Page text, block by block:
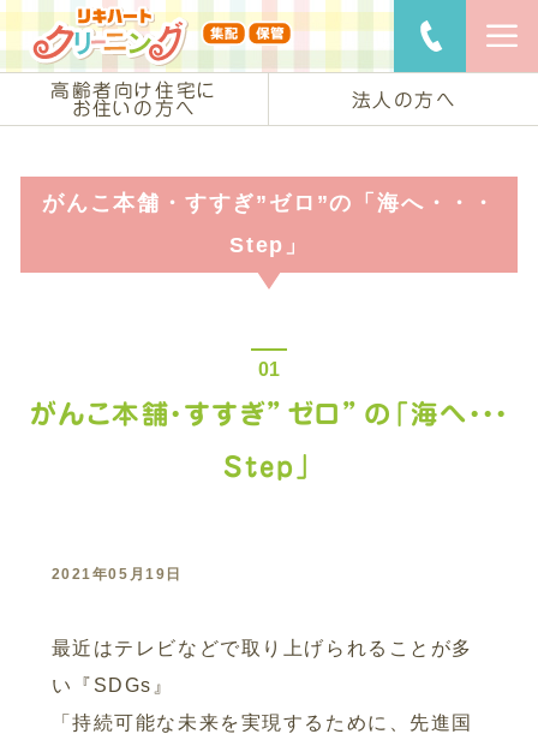
リキハート
高齢者向け住宅に
お住いの方へ
法人の方へ
ご用
がんこ本舗・すすぎ”ゼロ”の「海へ・・・
Step」
がんこ本舗・すすぎ”ゼロ”の「海へ・・・
Step」
2021年05月19日
最近はテレビなどで取り上げられることが多
い『SDGs』
「持続可能な未来を実現するために、先進国